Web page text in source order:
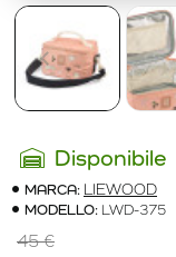
Disponibile
MARCA: LIEWOOD
MODELLO: LWD-375
45 €